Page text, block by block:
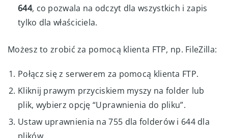
644, co pozwala na odczyt dla wszystkich i zapis
tylko dla właściciela.
Możesz to zrobić za pomocą klienta FTP, np. FileZilla:
Połącz się z serwerem za pomocą klienta FTP.
Kliknij prawym przyciskiem myszy na folder lub
plik, wybierz opcję “Uprawnienia do pliku”.
Ustaw uprawnienia na 755 dla folderów i 644 dla